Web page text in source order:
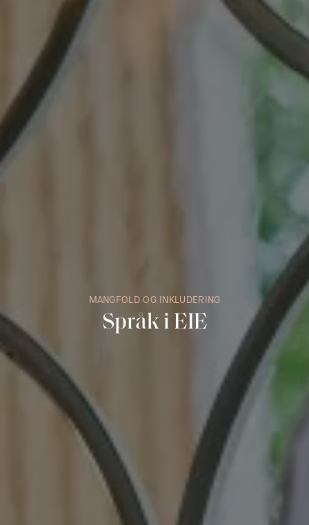
MANGFOLD OG INKLUDERING
Språk i EIE